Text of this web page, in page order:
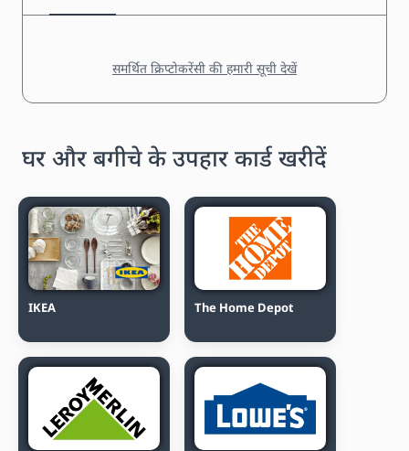
समर्थित क्रिप्टोकरेंसी की हमारी सूची देखें
घर और बगीचे के उपहार कार्ड खरीदें
IKEA The Home Depot